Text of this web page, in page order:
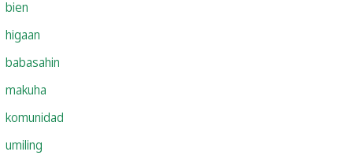
bien
higaan
babasahin
makuha
komunidad
umiling